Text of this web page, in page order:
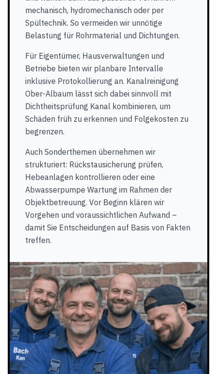
mechanisch, hydromechanisch oder per
Spültechnik. So vermeiden wir unnötige
Belastung für Rohrmaterial und Dichtungen.
Für Eigentümer, Hausverwaltungen und
Betriebe bieten wir planbare Intervalle
inklusive Protokollierung an. Kanalreinigung
Ober-Albaum lässt sich dabei sinnvoll mit
Dichtheitsprüfung Kanal kombinieren, um
Schäden früh zu erkennen und Folgekosten zu
begrenzen.
Auch Sonderthemen übernehmen wir
strukturiert: Rückstausicherung prüfen,
Hebeanlagen kontrollieren oder eine
Abwasserpumpe Wartung im Rahmen der
Objektbetreuung. Vor Beginn klären wir
Vorgehen und voraussichtlichen Aufwand –
damit Sie Entscheidungen auf Basis von Fakten
treffen.